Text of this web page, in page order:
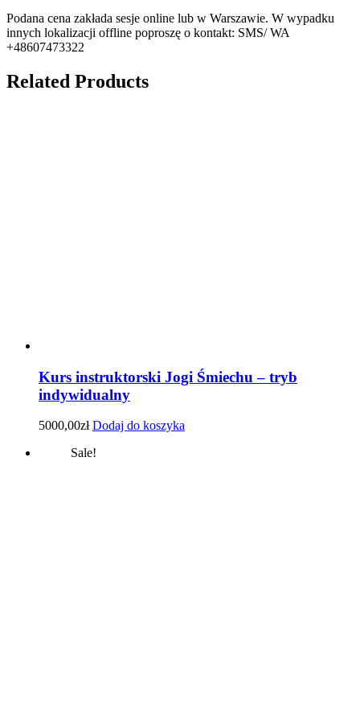
Podana cena zakłada sesje online lub w Warszawie. W wypadku
innych lokalizacji offline poproszę o kontakt: SMS/ WA
+48607473322
Related Products
Kurs instruktorski Jogi Śmiechu – tryb
indywidualny
5000,00zł Dodaj do koszyka
Sale!